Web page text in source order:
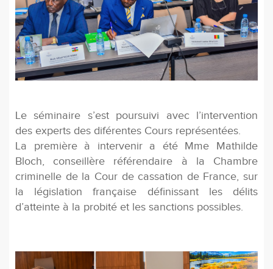
Le séminaire s’est poursuivi avec l’intervention
des experts des diférentes Cours représentées.
La première à intervenir a été Mme Mathilde
Bloch, conseillère référendaire à la Chambre
criminelle de la Cour de cassation de France, sur
la législation française déﬁnissant les délits
d’atteinte à la probité et les sanctions possibles.